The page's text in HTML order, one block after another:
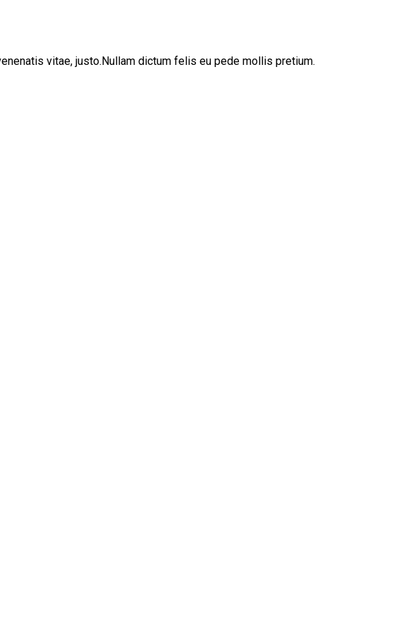
vitae, justo.Nullam dictum felis eu pede mollis pretium.